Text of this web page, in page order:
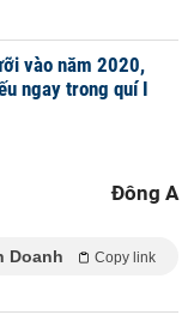
vào năm 2020,
ngay trong quí I
Đông A
Doanh Copy link